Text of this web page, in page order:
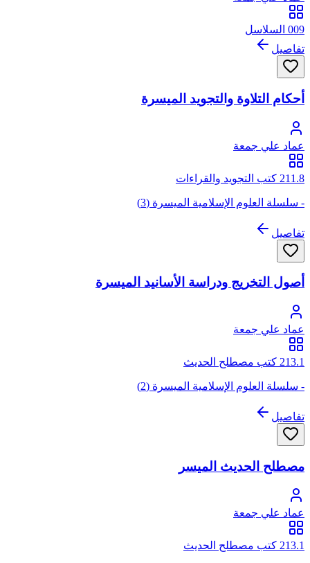
009 السلاسل
تفاصيل
أحكام التلاوة والتجويد الميسرة
عماد علي جمعة
211.8 كتب التجويد والقراءات
- سلسلة العلوم الإسلامية الميسرة (3)
تفاصيل
أصول التخريج ودراسة الأسانيد الميسرة
عماد علي جمعة
213.1 كتب مصطلح الحديث
- سلسلة العلوم الإسلامية الميسرة (2)
تفاصيل
مصطلح الحديث الميسر
عماد علي جمعة
213.1 كتب مصطلح الحديث